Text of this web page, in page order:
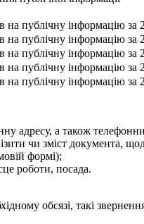
публічну інформацію за
публічну інформацію за
публічну інформацію за
публічну інформацію за
публічну інформацію за
адресу, а також
чи зміст документа,
формі);
роботи, посада.
обсязі, такі